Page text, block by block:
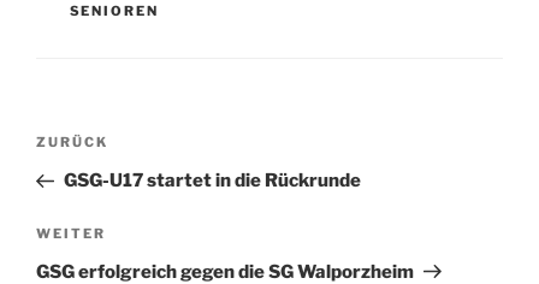
SENIOREN
Beitragsnavigation
Vorheriger
Beitrag
ZURÜCK
GSG-U17 startet in die Rückrunde
Nächster
Beitrag
WEITER
GSG erfolgreich gegen die SG Walporzheim